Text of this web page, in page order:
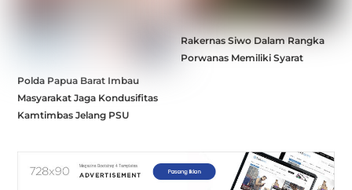
Polda Papua Barat Imbau
Masyarakat Jaga Kondusifitas
Kamtimbas Jelang PSU
Rakernas Siwo Dalam Rangka
Porwanas Memiliki Syarat